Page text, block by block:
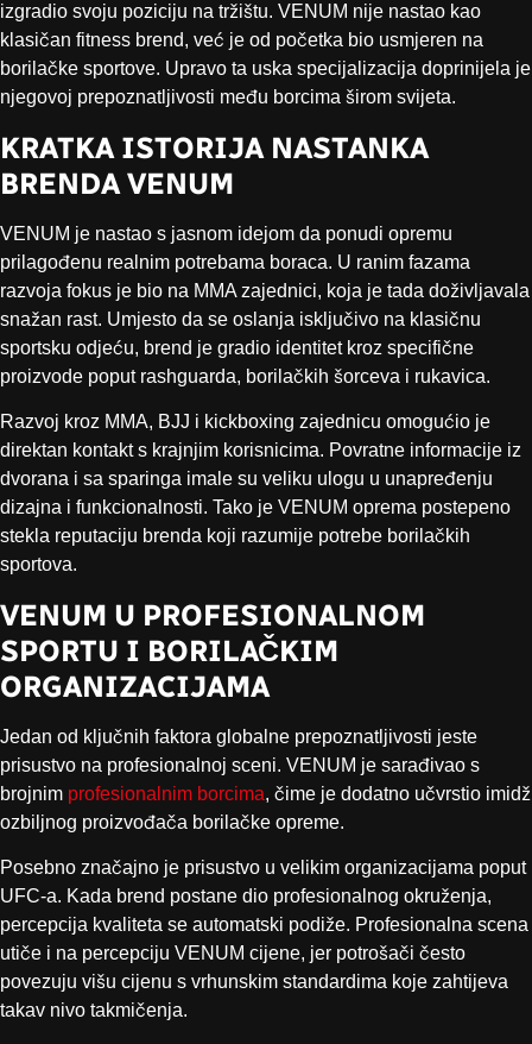
izgradio svoju poziciju na tržištu. VENUM nije nastao kao
klasičan fitness brend, već je od početka bio usmjeren na
borilačke sportove. Upravo ta uska specijalizacija doprinijela je
njegovoj prepoznatljivosti među borcima širom svijeta.
KRATKA ISTORIJA NASTANKA
BRENDA VENUM
VENUM je nastao s jasnom idejom da ponudi opremu
prilagođenu realnim potrebama boraca. U ranim fazama
razvoja fokus je bio na MMA zajednici, koja je tada doživljavala
snažan rast. Umjesto da se oslanja isključivo na klasičnu
sportsku odjeću, brend je gradio identitet kroz specifične
proizvode poput rashguarda, borilačkih šorceva i rukavica.
Razvoj kroz MMA, BJJ i kickboxing zajednicu omogućio je
direktan kontakt s krajnjim korisnicima. Povratne informacije iz
dvorana i sa sparinga imale su veliku ulogu u unapređenju
dizajna i funkcionalnosti. Tako je VENUM oprema postepeno
stekla reputaciju brenda koji razumije potrebe borilačkih
sportova.
VENUM U PROFESIONALNOM
SPORTU I BORILAČKIM
ORGANIZACIJAMA
Jedan od ključnih faktora globalne prepoznatljivosti jeste
prisustvo na profesionalnoj sceni. VENUM je sarađivao s
brojnim profesionalnim borcima, čime je dodatno učvrstio imidž
ozbiljnog proizvođača borilačke opreme.
Posebno značajno je prisustvo u velikim organizacijama poput
UFC-a. Kada brend postane dio profesionalnog okruženja,
percepcija kvaliteta se automatski podiže. Profesionalna scena
utiče i na percepciju VENUM cijene, jer potrošači često
povezuju višu cijenu s vrhunskim standardima koje zahtijeva
takav nivo takmičenja.